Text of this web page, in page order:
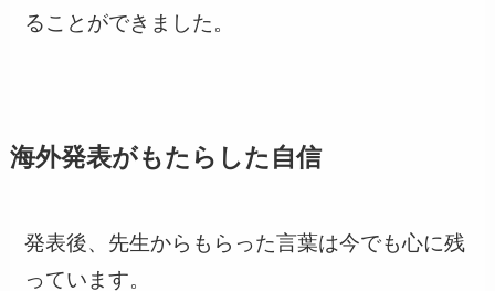
ることができました。
海外発表がもたらした自信
発表後、先生からもらった言葉は今でも心に残
っています。